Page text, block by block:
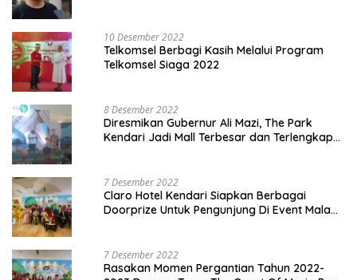
10 Desember 2022
Telkomsel Berbagi Kasih Melalui Program
Telkomsel Siaga 2022
8 Desember 2022
Diresmikan Gubernur Ali Mazi, The Park
Kendari Jadi Mall Terbesar dan Terlengkap
7 Desember 2022
Claro Hotel Kendari Siapkan Berbagai
Doorprize Untuk Pengunjung Di Event Malam
7 Desember 2022
Rasakan Momen Pergantian Tahun 2022-